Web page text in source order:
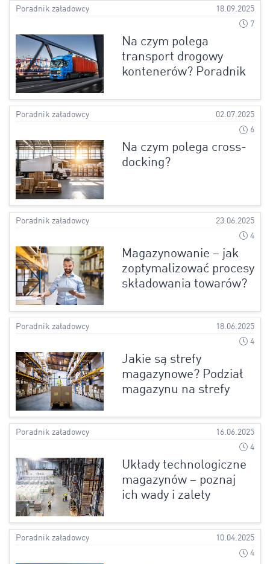
Poradnik załadowcy
18.09.2025
7
Na czym polega
transport drogowy
kontenerów? Poradnik
Poradnik załadowcy
02.07.2025
6
Na czym polega cross-
docking?
Poradnik załadowcy
23.06.2025
4
Magazynowanie – jak
zoptymalizować procesy
składowania towarów?
Poradnik załadowcy
18.06.2025
4
Jakie są strefy
magazynowe? Podział
magazynu na strefy
Poradnik załadowcy
16.06.2025
4
Układy technologiczne
magazynów – poznaj
ich wady i zalety
Poradnik załadowcy
10.04.2025
4